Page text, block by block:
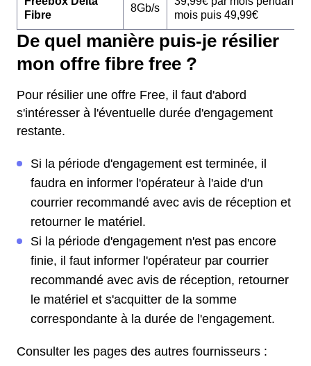
Fibre
8Gb/s
mois puis 49,99€
De quel manière puis-je résilier
mon offre fibre free ?
Pour résilier une offre Free, il faut d'abord
s'intéresser à l'éventuelle durée d'engagement
restante.
Si la période d'engagement est terminée, il
faudra en informer l'opérateur à l'aide d'un
courrier recommandé avec avis de réception et
retourner le matériel.
Si la période d'engagement n'est pas encore
finie, il faut informer l'opérateur par courrier
recommandé avec avis de réception, retourner
le matériel et s'acquitter de la somme
correspondante à la durée de l'engagement.
Consulter les pages des autres fournisseurs :